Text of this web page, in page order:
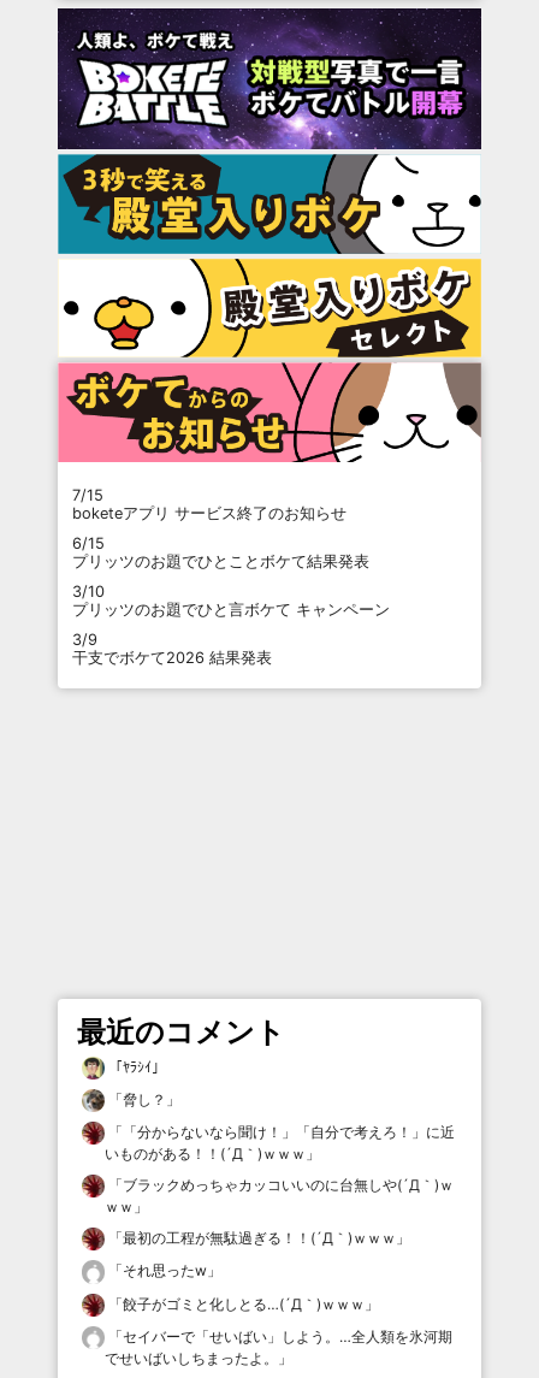
7/15
boketeアプリ サービス終了のお知らせ
6/15
プリッツのお題でひとことボケて結果発表
3/10
プリッツのお題でひと言ボケて キャンペーン
3/9
干支でボケて2026 結果発表
最近のコメント
「ﾔﾗｼｲ 」
「脅し？ 」
「 「分からないなら聞け！」「自分で考えろ！」に近
いものがある！！(´Д｀)ｗｗｗ 」
「ブラックめっちゃカッコいいのに台無しや(´Д｀)ｗ
ｗｗ 」
「最初の工程が無駄過ぎる！！(´Д｀)ｗｗｗ 」
「それ思ったw 」
「餃子がゴミと化しとる…(´Д｀)ｗｗｗ 」
「セイバーで「せいばい」しよう。…全人類を氷河期
でせいばいしちまったよ。
」